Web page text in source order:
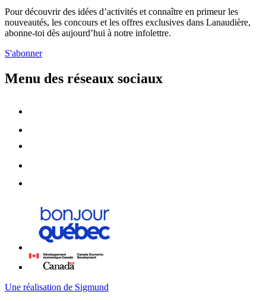
Pour découvrir des idées d’activités et connaître en primeur les
nouveautés, les concours et les offres exclusives dans Lanaudière,
abonne-toi dès aujourd’hui à notre infolettre.
S'abonner
Menu des réseaux sociaux
Une réalisation de Sigmund